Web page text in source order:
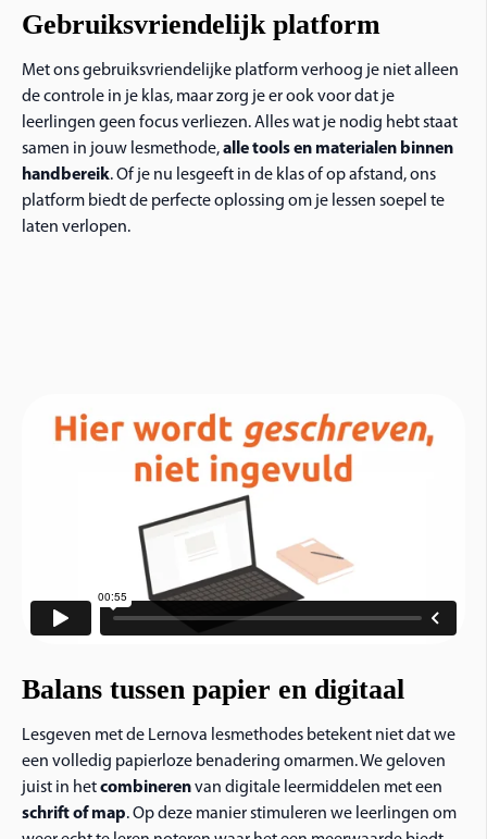
Gebruiksvriendelijk platform
Met ons gebruiksvriendelijke platform verhoog je niet alleen
de controle in je klas, maar zorg je er ook voor dat je
leerlingen geen focus verliezen. Alles wat je nodig hebt staat
samen in jouw lesmethode,alle tools en materialen binnen
handbereik. Of je nu lesgeeft in de klas of op afstand, ons
platform biedt de perfecte oplossing om je lessen soepel te
laten verlopen.
Balans tussen papier en digitaal
Lesgeven met de Lernova lesmethodes betekent niet dat we
een volledig papierloze benadering omarmen.We geloven
juist in hetcombinerenvan digitale leermiddelen met een
schrift of map. Op deze manier stimuleren we leerlingen om